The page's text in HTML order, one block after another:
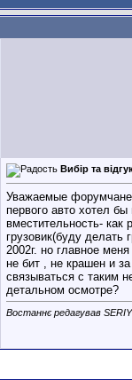
Вибір та
Уважаемые форумчане
первого авто хотел
вместительность-
грузовик(буду делать
2002г. но главное
не бит , не крашен и
связываться с таким
детальном осмотре?
Востаннє редагував